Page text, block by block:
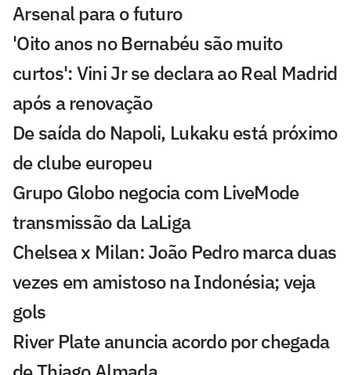
Arsenal para o futuro
'Oito anos no Bernabéu são muito
curtos': Vini Jr se declara ao Real Madrid
após a renovação
De saída do Napoli, Lukaku está próximo
de clube europeu
Grupo Globo negocia com LiveMode
transmissão da LaLiga
Chelsea x Milan: João Pedro marca duas
vezes em amistoso na Indonésia; veja
gols
River Plate anuncia acordo por chegada